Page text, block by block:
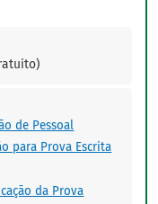
de Pessoal
para Prova Escrita
da Prova